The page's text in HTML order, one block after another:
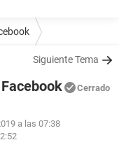
Siguiente Tema
Cerrado
a las 07:38